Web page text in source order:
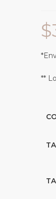
$
**